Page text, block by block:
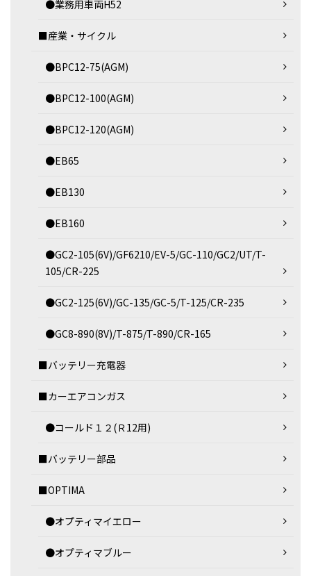
●業務用車両H52
■産業・サイクル
●BPC12-75(AGM)
●BPC12-100(AGM)
●BPC12-120(AGM)
●EB65
●EB130
●EB160
●GC2-105(6V)/GF6210/EV-5/GC-110/GC2/UT/T-
105/CR-225
●GC2-125(6V)/GC-135/GC-5/T-125/CR-235
●GC8-890(8V)/T-875/T-890/CR-165
■バッテリー充電器
■カーエアコンガス
●コールド１２(Ｒ12用)
■バッテリー部品
■OPTIMA
●オプティマイエロー
●オプティマブルー